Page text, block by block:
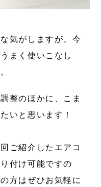
気がしますが、今
まく使いこなし
整のほかに、こま
いと思います！
ご紹介したエアコ
付け可能ですの
方はぜひお気軽に